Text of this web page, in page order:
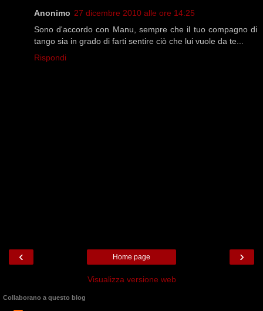
Anonimo 27 dicembre 2010 alle ore 14:25
Sono d'accordo con Manu, sempre che il tuo compagno di
tango sia in grado di farti sentire ciò che lui vuole da te...
Rispondi
‹ ›
Home page
Visualizza versione web
Collaborano a questo blog